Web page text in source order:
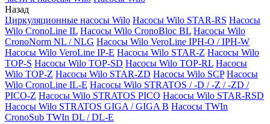
Назад
Циркуляционные насосы Wilo Насосы Wilo STAR-RS Насосы
Wilo CronoLine IL Насосы Wilo CronoBloc BL Насосы Wilo
CronoNorm NL / NLG Насосы Wilo VeroLine IPH-O / IPH-W
Насосы Wilo VeroLine IP-E Насосы Wilo STAR-Z Насосы Wilo
TOP-S Насосы Wilo TOP-SD Насосы Wilo TOP-RL Насосы
Wilo TOP-Z Насосы Wilo STAR-ZD Насосы Wilo SCP Насосы
Wilo CronoLine IL-E Насосы Wilo STRATOS / -D / -Z / -ZD /
PICO-Z Насосы Wilo STRATOS PICO Насосы Wilo STAR-RSD
Насосы Wilo STRATOS GIGA / GIGA B Насосы TWIn
CronoSub TWIn DL / DL-E